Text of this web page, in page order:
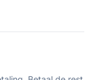
goede